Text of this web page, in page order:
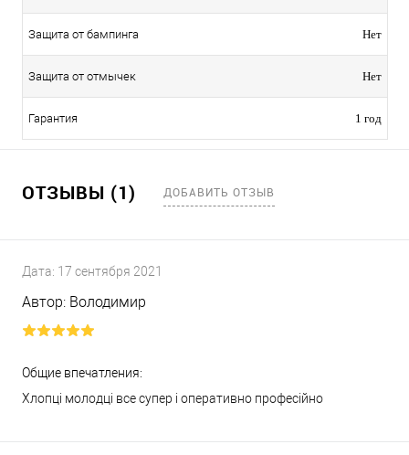
Защита от бампинга Нет
Защита от отмычек Нет
Гарантия 1 год
ОТЗЫВЫ (1) ДОБАВИТЬ ОТЗЫВ
Дата: 17 сентября 2021
Автор: Володимир
Общие впечатления:
Хлопці молодці все супер і оперативно професійно